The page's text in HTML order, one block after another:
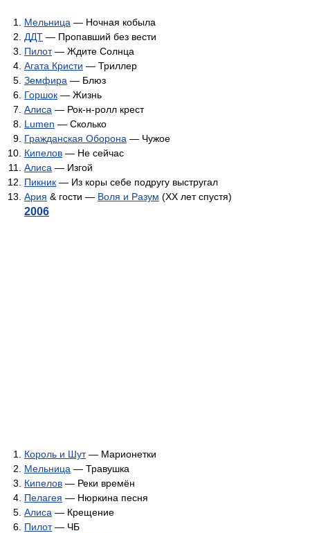
Мельница — Ночная кобыла
ДДТ — Пропавший без вести
Пилот— Ждите Солнца
Агата Кристи — Триллер
Земфира — Блюз
Горшок — Жизнь
Алиса — Рок-н-ролл крест
Lumen — Сколько
Гражданская Оборона — Чужое
Кипелов — Не сейчас
Алиса — Изгой
Пикник — Из коры себе подругу выстругал
Ария & гости — Воля и Разум (XX лет спустя)
2006
Король и Шут— Марионетки
Мельница — Травушка
Кипелов — Реки времён
Пелагея — Нюркина песня
Алиса — Крещение
Пилот— ЧБ